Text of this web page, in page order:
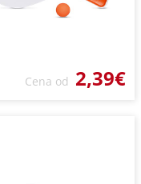
Cena od 2,39€